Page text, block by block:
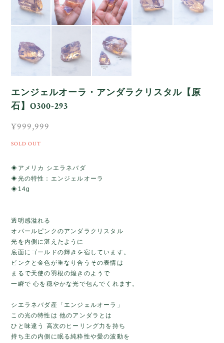
エンジェルオーラ・アンダラクリスタル【原
石】O300-293
¥999,999
SOLD OUT
◈アメリカ シエラネバダ
◈光の特性：エンジェルオーラ
◈14g
透明感溢れる
オパールピンクのアンダラクリスタル
光を内側に湛えたように
底面にゴールドの輝きを宿しています。
ピンクと金色が重なり合うその表情は
まるで天使の羽根の煌きのようで
一瞬で 心を穏やかな光で包んでくれます。
シエラネバダ産「エンジェルオーラ」
この光の特性は 他のアンダラとは
ひと味違う 高次のヒーリング力を持ち
持ち主の内側に眠る純粋性や愛の波動を